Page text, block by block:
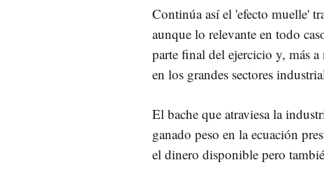
Continúa así el 'efecto muelle'
aunque lo relevante en todo
parte final del ejercicio y, más
en los grandes sectores
El bache que atraviesa la
ganado peso en la ecuación
el dinero disponible pero